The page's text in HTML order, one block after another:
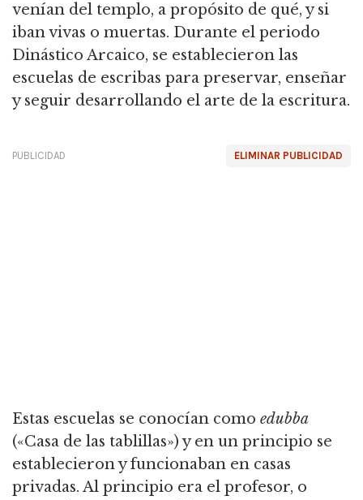
venían del templo, a propósito de qué, y si
iban vivas o muertas. Durante el periodo
Dinástico Arcaico, se establecieron las
escuelas de escribas para preservar, enseñar
y seguir desarrollando el arte de la escritura.
ELIMINAR PUBLICIDAD
PUBLICIDAD
Estas escuelas se conocían como edubba
(«Casa de las tablillas») y en un principio se
establecieron y funcionaban en casas
privadas. Al principio era el profesor, o